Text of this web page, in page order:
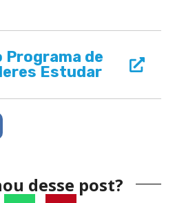
Programa de
Estudar
desse post?